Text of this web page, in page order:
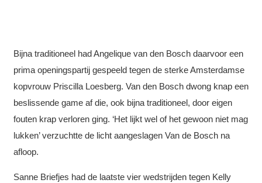
Bijna traditioneel had Angelique van den Bosch daarvoor een
prima openingspartij gespeeld tegen de sterke Amsterdamse
kopvrouw Priscilla Loesberg. Van den Bosch dwong knap een
beslissende game af die, ook bijna traditioneel, door eigen
fouten krap verloren ging. ‘Het lijkt wel of het gewoon niet mag
lukken’ verzuchtte de licht aangeslagen Van de Bosch na
afloop.
Sanne Briefjes had de laatste vier wedstrijden tegen Kelly